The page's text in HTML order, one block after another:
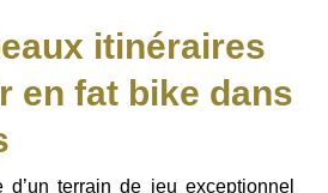
itinéraires
en fat bike dans
d’un terrain de jeu exceptionnel